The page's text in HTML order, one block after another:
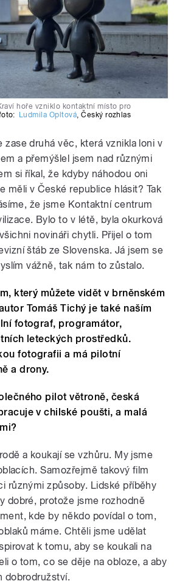
hoře vzniklo kontaktní místo pro
Ludmila Opltová ,Český rozhlas
druhá věc, která vznikla loni v
a přemýšlel jsem nad různými
si říkal, že kdyby náhodou oni
měli v České republice hlásit? Tak
že jsme Kontaktní centrum
Bylo to v létě, byla okurková
novináři chytli. Přijel o tom
štáb ze Slovenska. Já jsem se
vážně, tak nám to zůstalo.
který můžete vidět v brněnském
Tomáš Tichý je také naším
fotograf, programátor,
leteckých prostředků.
fotografii a má pilotní
a drony.
pilot větroně, česká
v chilské poušti, a malá
a koukají se vzhůru. My jsme
Samozřejmě takový film
různými způsoby. Lidské příběhy
dobré, protože jsme rozhodně
kde by někdo povídal o tom,
máme. Chtěli jsme udělat
k tomu, aby se koukali na
o tom, co se děje na obloze, a aby
dobrodružství.